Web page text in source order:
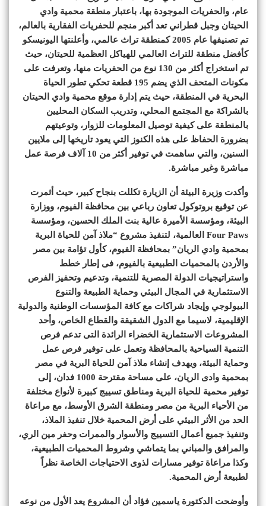
عام، والحفريات الموجودة بها، باعتبار منطقة محمية وادي
الحيتان وجبل قطراني تعد أكبر منجم للحفريات الفقارية بالعالم،
تم تصنيفها عام 2005 كمنطقة تراث عالمي، وأعلنتها اليونيسكو
كأفضل منطقة للتراث العالمي للهياكل العظمية للحيتان، حيث
تم استخراج أكثر من 130 نوع من الحفريات منها، وتعرفت على
مكونات المتحف الذي يضم 195 قطعة تحكي تطور الحياة
البحرية في المنطقة، حيث يتم إدارة موقع محمية وادي الحيتان
بالشراكة مع المجتمع المحلي، وتدريب السكان المحليين
بالمنطقة على كيفية توصيل المعلومات للزوار، وتوعيتهم
بضرورة الحفاظ على هذه الكنوز التي يعود تاريخها إلى ملايين
السنين، والتي ساهمت في توفير أكثر من 10 آلاف فرصة عمل
مباشرة وغير مباشرة.
وأكدت وزيرة البيئة أن الزيارة تكللت بنجاح كبير، حيث أثمرت
عن توقيع بروتوكول تعاون رباعي بين محافظة الفيوم، ووزارة
البيئة، ومؤسسة الأميرة عالية بنت الملك الحسين، ومؤسسة
Four Paws العالمية، لتنفيذ مشروع “ملاذ آمن للحياة البرية
بمحمية وادي الريان” بمحافظة الفيوم، كأول تؤامة بين مصر
والأردن بالمحميات الطبيعية بالفيوم، فى إطار خطط
واستراتيجيات الدولة المصرية للتنمية، وتدعيم وتحفيز الفرص
الاستثمارية في المجال البيئي وحماية الطبيعة والتنوع
البيولوجي وإيجاد شراكات مع كافة المؤسسات الوطنية والدولية
الإقليمية، لاسيما مع الدول الشقيقة والقطاع الخاص، وأحد
المشروعات الاستثمارية الخضراء الرائدة التى تدعم فرص
التنمية السياحية بالمحافظة وتعمل على توفير فرص عمل
وحماية البيئة، ويهدف إنشاء ملاذ آمن للحياة البرية في مصر
بمحمية وادى الريان، على مساحة مقترحة 1000 فدان، إلى
توفير محمية للحياة البرية ومناطق تسييج كبيرة لأنواع مختلفة
من الأحياء البرية من مصر ومنطقة الشرق الأوسط، مع مراعاة
الحد من الأثر البيئي على أرض المحمية خلال تنفيذ الملاذ،
وتنفيذ جميع أعمال التسييج والأسوار والممرات وحفر مين الري،
والمرافق والمباني بما يتماشي وشروط المحميات الطبيعية،
وكذا مراعاة توفير مسارات لذوى الاحتياجات الخاصة نظراً
لطبيعة أرض المحمية.
وأوضحت الدكتورة ياسمين فؤاد أن المشروع يعد الأول من نوعه